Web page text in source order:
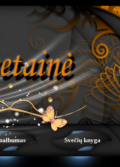
Svečių knyga